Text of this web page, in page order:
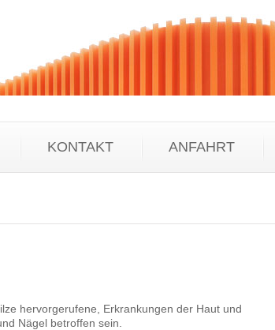
KONTAKT ANFAHRT
hervorgerufene, Erkrankungen der Haut und
Nägel betroffen sein.